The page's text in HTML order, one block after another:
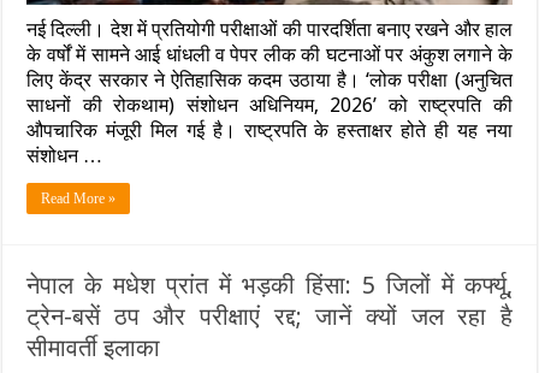
की
मंजूरी,
अब
बचेंगे
माफिया
और
नई दिल्ली। देश में प्रतियोगी परीक्षाओं की पारदर्शिता बनाए रखने और हाल
के वर्षों में सामने आई धांधली व पेपर लीक की घटनाओं पर अंकुश लगाने के
लिए केंद्र सरकार ने ऐतिहासिक कदम उठाया है। ‘लोक परीक्षा (अनुचित
साधनों की रोकथाम) संशोधन अधिनियम, 2026’ को राष्ट्रपति की
औपचारिक मंजूरी मिल गई है। राष्ट्रपति के हस्ताक्षर होते ही यह नया
संशोधन …
Read More »
नेपाल के मधेश प्रांत में भड़की हिंसा: 5 जिलों में कर्फ्यू,
ट्रेन-बसें ठप और परीक्षाएं रद्द; जानें क्यों जल रहा है
सीमावर्ती इलाका